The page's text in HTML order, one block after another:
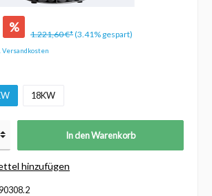
% 1.221,60 €*(3.41% gespart)
Versandkosten
18KW
In den Warenkorb
hinzufügen